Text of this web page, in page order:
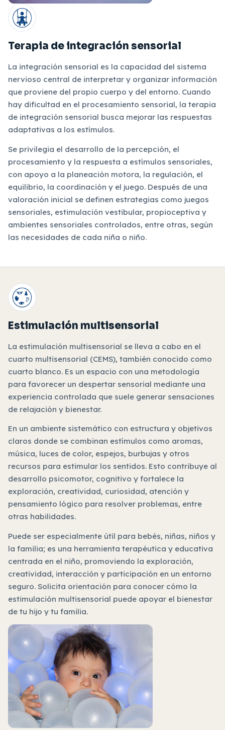
Terapia de integración sensorial
La integración sensorial es la capacidad del sistema
nervioso central de interpretar y organizar información
que proviene del propio cuerpo y del entorno. Cuando
hay dificultad en el procesamiento sensorial, la terapia
de integración sensorial busca mejorar las respuestas
adaptativas a los estímulos.
Se privilegia el desarrollo de la percepción, el
procesamiento y la respuesta a estímulos sensoriales,
con apoyo a la planeación motora, la regulación, el
equilibrio, la coordinación y el juego. Después de una
valoración inicial se definen estrategias como juegos
sensoriales, estimulación vestibular, propioceptiva y
ambientes sensoriales controlados, entre otras, según
las necesidades de cada niña o niño.
Estimulación multisensorial
La estimulación multisensorial se lleva a cabo en el
cuarto multisensorial (CEMS), también conocido como
cuarto blanco. Es un espacio con una metodología
para favorecer un despertar sensorial mediante una
experiencia controlada que suele generar sensaciones
de relajación y bienestar.
En un ambiente sistemático con estructura y objetivos
claros donde se combinan estímulos como aromas,
música, luces de color, espejos, burbujas y otros
recursos para estimular los sentidos. Esto contribuye al
desarrollo psicomotor, cognitivo y fortalece la
exploración, creatividad, curiosidad, atención y
pensamiento lógico para resolver problemas, entre
otras habilidades.
Puede ser especialmente útil para bebés, niñas, niños y
la familia; es una herramienta terapéutica y educativa
centrada en el niño, promoviendo la exploración,
creatividad, interacción y participación en un entorno
seguro. Solicita orientación para conocer cómo la
estimulación multisensorial puede apoyar el bienestar
de tu hijo y tu familia.